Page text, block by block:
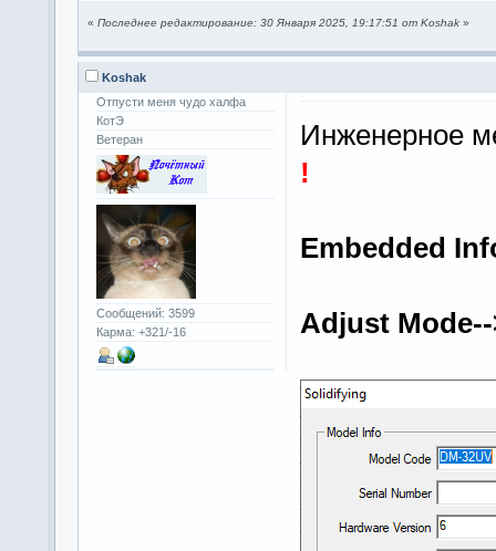
« Последнее редактирование: 30 Января 2025, 19:17:51 от Koshak »
Koshak
Отпусти меня чудо халфа
КотЭ
Ветеран
Сообщений: 3599
Карма: +321/-16
Инженерное
!
Embedded
Adjust Mode--